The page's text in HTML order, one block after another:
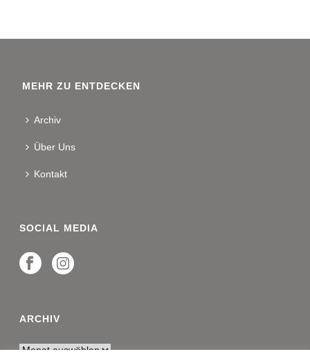
MEHR ZU ENTDECKEN
Archiv
Über Uns
Kontakt
SOCIAL MEDIA
ARCHIV